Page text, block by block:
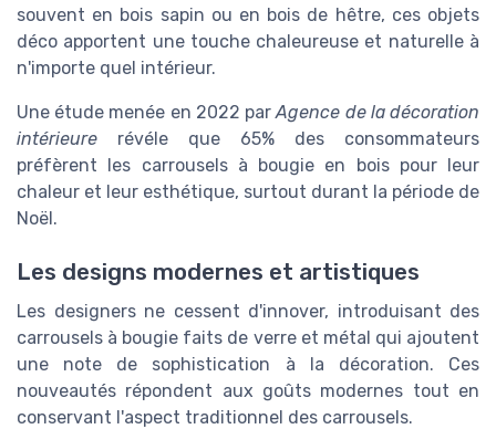
souvent en bois sapin ou en bois de hêtre, ces objets
déco apportent une touche chaleureuse et naturelle à
n'importe quel intérieur.
Une étude menée en 2022 parAgence de la décoration
intérieure révéle que 65% des consommateurs
préfèrent les carrousels à bougie en bois pour leur
chaleur et leur esthétique, surtout durant la période de
Noël.
Les designs modernes et artistiques
Les designers ne cessent d'innover, introduisant des
carrousels à bougie faits de verre et métal qui ajoutent
une note de sophistication à la décoration. Ces
nouveautés répondent aux goûts modernes tout en
conservant l'aspect traditionnel des carrousels.